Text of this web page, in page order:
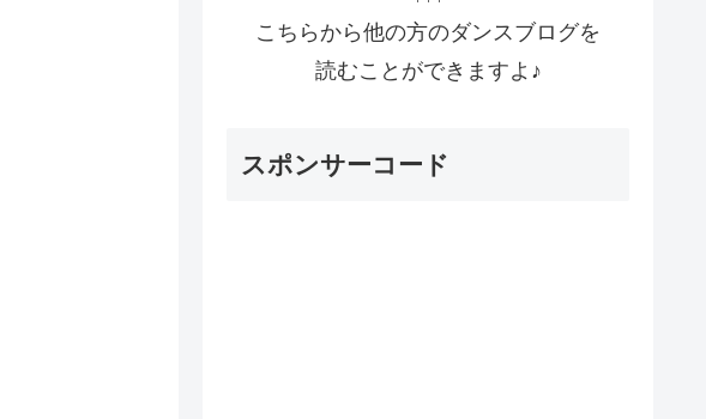
こちらから他の方のダンスブログを
読むことができますよ♪
スポンサーコード